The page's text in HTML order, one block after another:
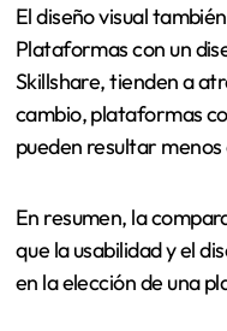
El diseño visual
Plataformas con un
Skillshare, tienden a
cambio, plataformas
pueden resultar
En resumen, la
que la usabilidad y el
en la elección de una